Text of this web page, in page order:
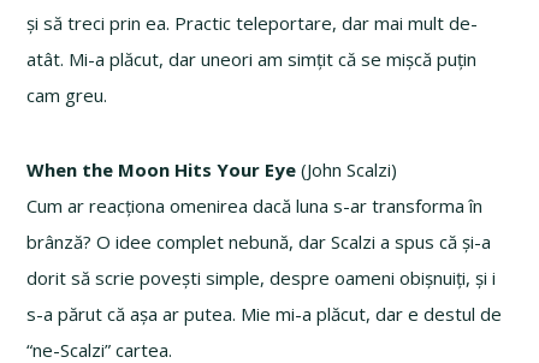
și să treci prin ea. Practic teleportare, dar mai mult de-
atât. Mi-a plăcut, dar uneori am simțit că se mișcă puțin
cam greu.
When the Moon Hits Your Eye (John Scalzi)
Cum ar reacționa omenirea dacă luna s-ar transforma în
brânză? O idee complet nebună, dar Scalzi a spus că și-a
dorit să scrie povești simple, despre oameni obișnuiți, și i
s-a părut că așa ar putea. Mie mi-a plăcut, dar e destul de
“ne-Scalzi” cartea.